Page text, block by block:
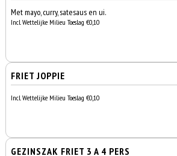
Met mayo, curry, satesaus en ui.
Incl. Wettelijke Milieu Toeslag €0,10
FRIET JOPPIE
Incl. Wettelijke Milieu Toeslag €0,10
GEZINSZAK FRIET 3 A 4 PERS